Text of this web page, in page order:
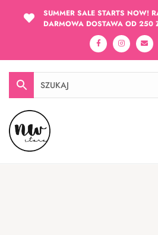
SUMMER SALE STARTS NOW!
DARMOWA DOSTAWA OD 250